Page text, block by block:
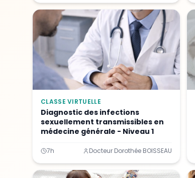
CLASSE VIRTUELLE
Diagnostic des infections
sexuellement transmissibles en
médecine générale - Niveau 1
7h Docteur Dorothée BOISSEAU